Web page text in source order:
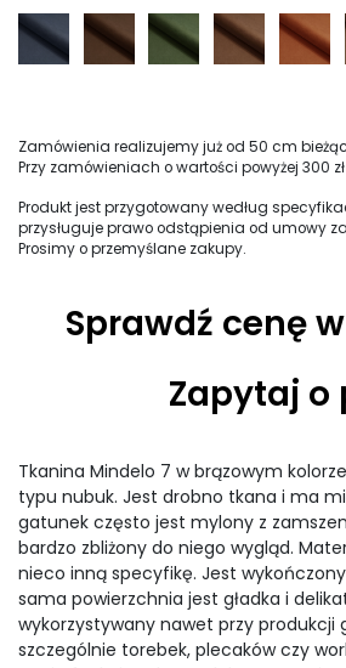
Zamówienia realizujemy już od 50 cm
Przy zamówieniach o wartości powyżej 300
Produkt jest przygotowany według
przysługuje prawo odstąpienia od umowy
Prosimy o przemyślane zakupy.
Sprawdź cenę
Zapytaj o
Tkanina Mindelo 7 w brązowym
typu nubuk. Jest drobno tkana i ma
gatunek często jest mylony z
bardzo zbliżony do niego wygląd.
nieco inną specyfikę. Jest
sama powierzchnia jest gładka i
wykorzystywany nawet przy produkcji
szczególnie torebek, plecaków czy